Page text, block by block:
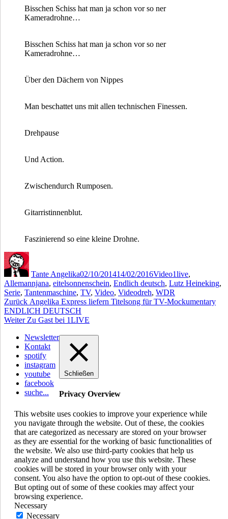
Bisschen Schiss hat man ja schon vor so ner
Kameradrohne…
Bisschen Schiss hat man ja schon vor so ner
Kameradrohne…
Über den Dächern von Nippes
Man beschattet uns mit allen technischen Finessen.
Drehpause
Und Action.
Zwischendurch Rumposen.
Gitarristinnenblut.
Faszinierend so eine kleine Drohne.
Autor
Tante Angelika02/10/201414/02/2016Video1live,
Allemannjana, eitelsonnenschein, Endlich deutsch, Lutz Heineking,
Serie, Tantenmaschine, TV, Video, Videodreh, WDR
Beitragsnavigation
Zurück Vorheriger
Beitrag:
Angelika Express liefern Titelsong für TV-Mockumentary
ENDLICH DEUTSCH
Weiter Nächster
Zu Gast bei 1LIVE
Newsletter
Kontakt
spotify
instagram
youtube
facebook
suche...
Schließen
Privacy Overview
This website uses cookies to improve your experience while
you navigate through the website. Out of these, the cookies
that are categorized as necessary are stored on your browser
as they are essential for the working of basic functionalities of
the website. We also use third-party cookies that help us
analyze and understand how you use this website. These
cookies will be stored in your browser only with your
consent. You also have the option to opt-out of these cookies.
But opting out of some of these cookies may affect your
browsing experience.
Necessary
Necessary